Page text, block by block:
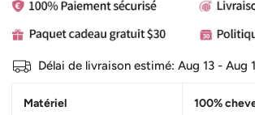
Délai de livraison estimé: Aug 13 - Aug
Matériel 100%